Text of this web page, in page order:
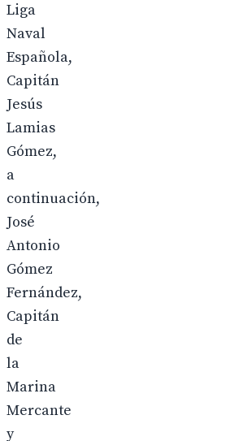
Liga
Naval
Española,
Capitán
Jesús
Lamias
Gómez,
a
continuación,
José
Antonio
Gómez
Fernández,
Capitán
de
la
Marina
Mercante
y